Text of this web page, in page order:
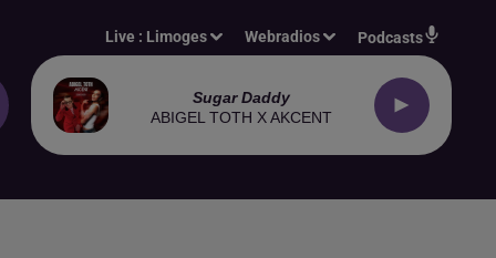
Live : Limoges Webradios Podcasts
Sugar Daddy
ABIGEL TOTH X AKCENT